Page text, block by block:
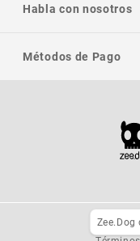
Habla con nosotros
Métodos de Pago